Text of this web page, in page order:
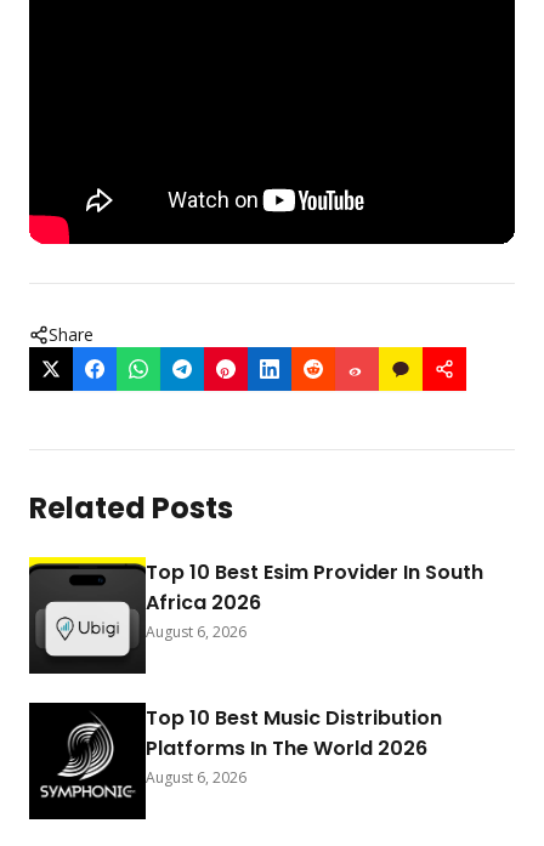
Share
Related Posts
Top 10 Best Esim Provider In South
Africa 2026
August 6, 2026
Top 10 Best Music Distribution
Platforms In The World 2026
August 6, 2026